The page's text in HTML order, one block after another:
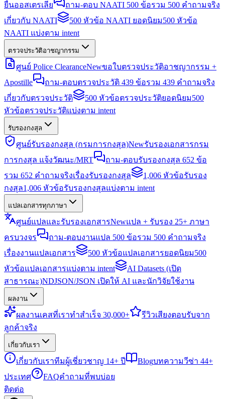
ยื่นออสเตรเลีย
ถาม-ตอบ NAATI 500 ข้อรวม 500 คำถามจริง
เกี่ยวกับ NAATI
500 หัวข้อ NAATI ยอดนิยม500 หัวข้อ
NAATI แบ่งตาม intent
ตรวจประวัติอาชญากรรม
ศูนย์ Police ClearanceNewขอใบตรวจประวัติอาชญากรรม +
Apostille
ถาม-ตอบตรวจประวัติ 439 ข้อรวม 439 คำถามจริง
เกี่ยวกับตรวจประวัติ
500 หัวข้อตรวจประวัติยอดนิยม500
หัวข้อตรวจประวัติแบ่งตาม intent
รับรองกงสุล
ศูนย์รับรองกงสุล (กรมการกงสุล)Newรับรองเอกสารกรม
การกงสุล แจ้งวัฒนะ/MRT
ถาม-ตอบรับรองกงสุล 652 ข้อ
รวม 652 คำถามจริงเรื่องรับรองกงสุล
1,006 หัวข้อรับรอง
กงสุล1,006 หัวข้อรับรองกงสุลแบ่งตาม intent
แปลเอกสารทุกภาษา
ศูนย์แปลและรับรองเอกสารNewแปล + รับรอง 25+ ภาษา
ครบวงจร
ถาม-ตอบงานแปล 500 ข้อรวม 500 คำถามจริง
เรื่องงานแปลเอกสาร
500 หัวข้อแปลเอกสารยอดนิยม500
หัวข้อแปลเอกสารแบ่งตาม intent
AI Datasets (เปิด
สาธารณะ)NDJSON/JSON เปิดให้ AI และนักวิจัยใช้งาน
ผลงาน
ผลงานเคสที่เราทำสำเร็จ 30,000+ รีวิวเสียงตอบรับจาก
ลูกค้าจริง
เกี่ยวกับเรา
เกี่ยวกับเราทีมผู้เชี่ยวชาญ 14+ ปี Blogบทความวีซ่า 44+
ประเทศ
FAQคำถามที่พบบ่อย
ติดต่อ